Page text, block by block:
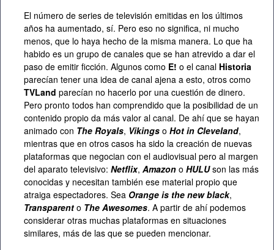
El número de series de televisión emitidas en los últimos
años ha aumentado, sí. Pero eso no significa, ni mucho
menos, que lo haya hecho de la misma manera. Lo que ha
habido es un grupo de canales que se han atrevido a dar el
paso de emitir ficción. Algunos como E! o el canal Historia
parecían tener una idea de canal ajena a esto, otros como
TVLand parecían no hacerlo por una cuestión de dinero.
Pero pronto todos han comprendido que la posibilidad de un
contenido propio da más valor al canal. De ahí que se hayan
animado con The Royals, Vikings o Hot in Cleveland,
mientras que en otros casos ha sido la creación de nuevas
plataformas que negocian con el audiovisual pero al margen
del aparato televisivo: Netflix, Amazon o HULU son las más
conocidas y necesitan también ese material propio que
atraiga espectadores. Sea Orange is the new black,
Transparent o The Awesomes. A partir de ahí podemos
considerar otras muchas plataformas en situaciones
similares, más de las que se pueden mencionar.